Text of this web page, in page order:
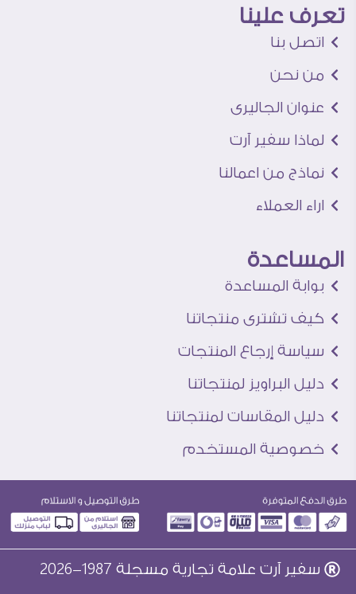
تعرف علينا
اتصل بنا
من نحن
عنوان الجاليرى
لماذا سفير آرت
نماذج من اعمالنا
اراء العملاء
المساعدة
بوابة المساعدة
كيف تشترى منتجاتنا
سياسة إرجاع المنتجات
دليل البراويز لمنتجاتنا
دليل المقاسات لمنتجاتنا
خصوصية المستخدم
سفير آرت علامة تجارية مسجلة 1987-2026